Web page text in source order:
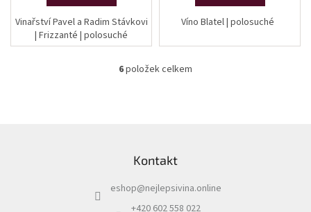
Vinařství Pavel a Radim Stávkovi
| Frizzanté | polosuché
Víno Blatel | polosuché
O
c
í
r
v
6položek celkem
Kontakt
eshop@nejlepsivina.online
+420 602 558 022